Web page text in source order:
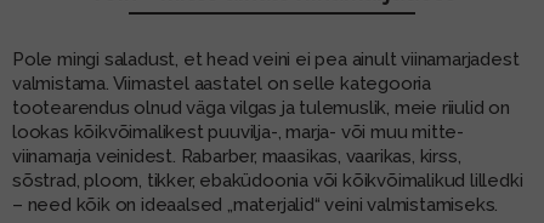
Pole mingi saladust, et head veini ei pea ainult viinamarjadest
valmistama. Viimastel aastatel on selle kategooria
tootearendus olnud väga vilgas ja tulemuslik, meie riiulid on
lookas kõikvõimalikest puuvilja-, marja- või muu mitte-
viinamarja veinidest. Rabarber, maasikas, vaarikas, kirss,
sõstrad, ploom, tikker, ebaküdoonia või kõikvõimalikud lilledki
– need kõik on ideaalsed „materjalid“ veini valmistamiseks.